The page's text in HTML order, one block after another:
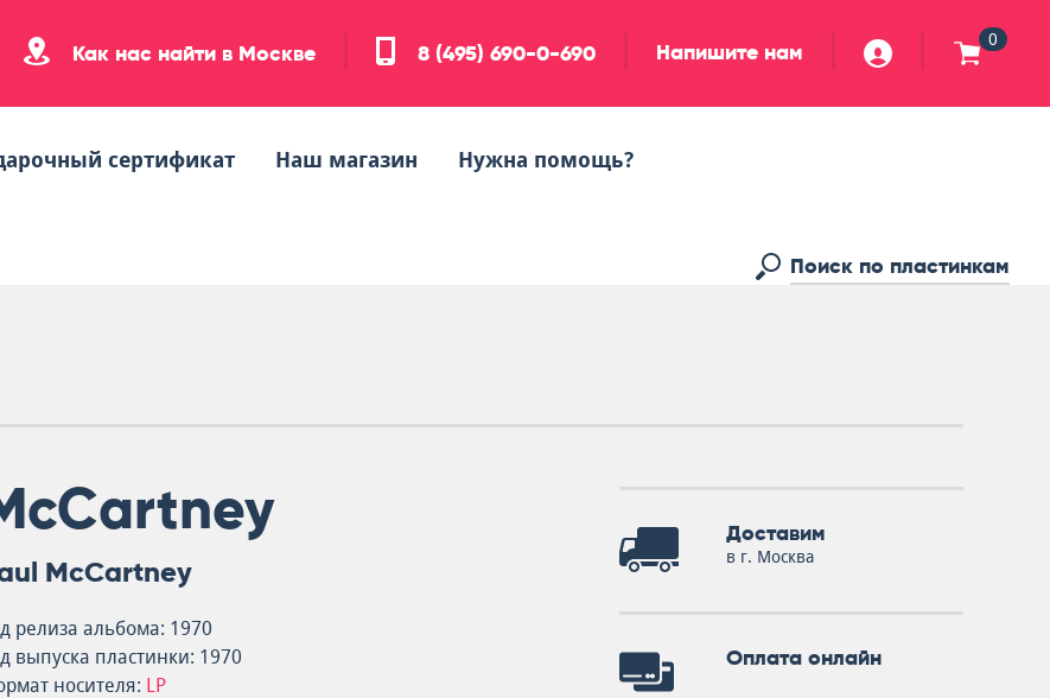
Как нас найти в Москве 8 (495) 690-0-690 Напишите нам 0
сертификат Наш магазин Нужна помощь?
McCartney
релиза альбома: 1970
выпуска пластинки: 1970
носителя: LP
Доставим
в г. Москва
Оплата онлайн